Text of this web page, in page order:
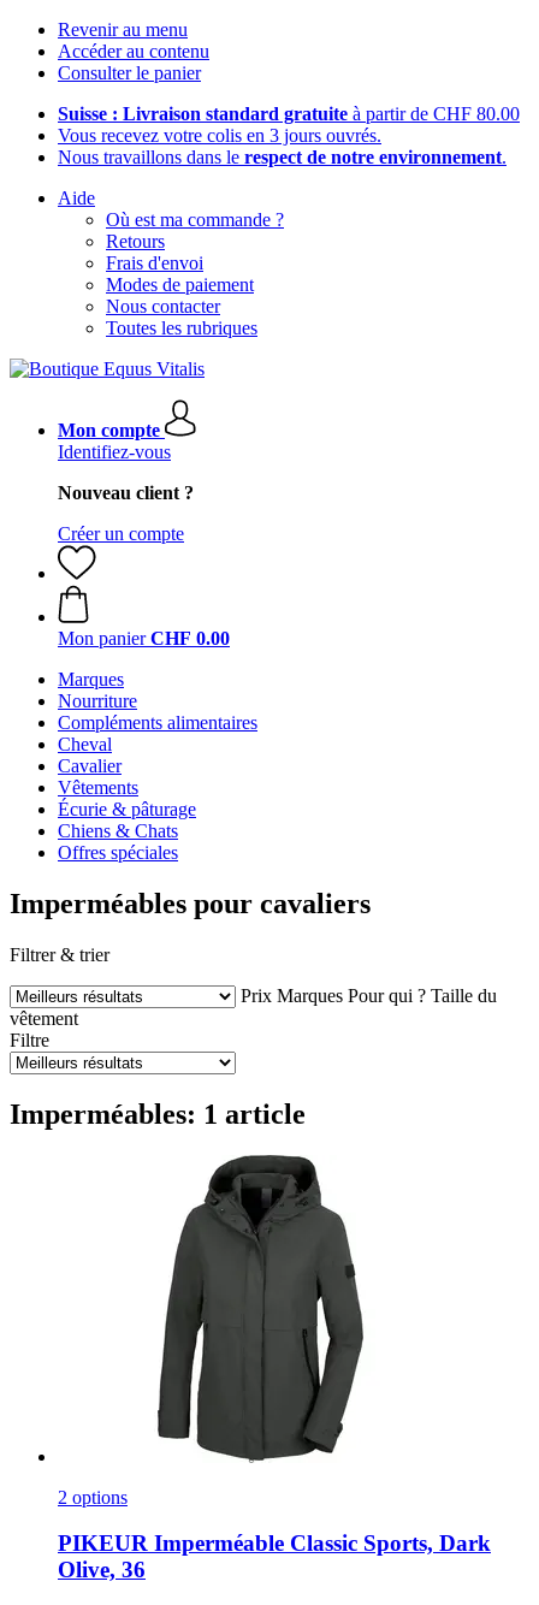
Revenir au menu
Accéder au contenu
Consulter le panier
Suisse : Livraison standard gratuite à partir de CHF 80.00
Vous recevez votre colis en 3 jours ouvrés.
Nous travaillons dans le respect de notre environnement.
Aide
Où est ma commande ?
Retours
Frais d'envoi
Modes de paiement
Nous contacter
Toutes les rubriques
Mon compte
Identifiez-vous
Nouveau client ?
Créer un compte
Mon panier CHF 0.00
Marques
Nourriture
Compléments alimentaires
Cheval
Cavalier
Vêtements
Écurie & pâturage
Chiens & Chats
Offres spéciales
Imperméables pour cavaliers
Filtrer & trier
Prix Marques Pour qui ? Taille du
vêtement
Filtre
Imperméables: 1 article
2 options
PIKEUR Imperméable Classic Sports, Dark
Olive, 36